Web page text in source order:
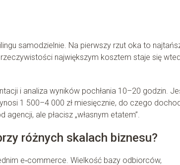
samodzielnie. Na pierwszy rzut oka to
największym kosztem staje się
i analiza wyników pochłania 10–20 godzin.
1 500–4 000 zł miesięcznie, do czego
ale płacisz „własnym etatem”.
różnych skalach biznesu?
e‑commerce. Wielkość bazy odbiorców,